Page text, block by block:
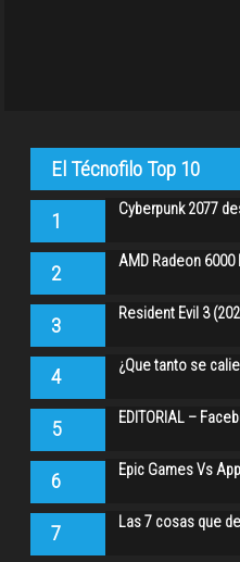
El Técnofilo Top 10
1 Cyberpunk 2077
2 AMD Radeon
3 Resident Evil 3
4 ¿Que tanto se
5 EDITORIAL –
6 Epic Games Vs
7 Las 7 cosas que